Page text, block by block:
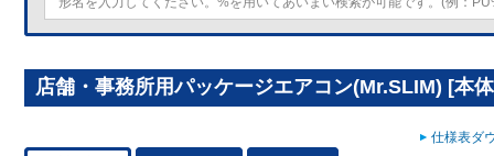
店舗・事務所用パッケージエアコン(Mr.SLIM) [本
仕様表ダ